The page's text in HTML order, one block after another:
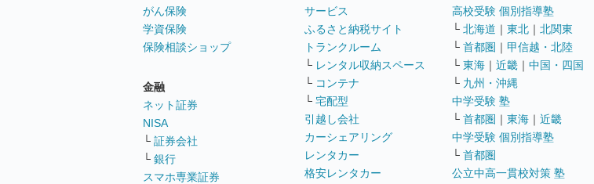
がん保険
学資保険
保険相談ショップ
金融
ネット証券
NISA
└ 証券会社
└ 銀行
スマホ専業証券
サービス
ふるさと納税サイト
トランクルーム
└ レンタル収納スペース
└ コンテナ
└ 宅配型
引越し会社
カーシェアリング
レンタカー
格安レンタカー
高校受験 個別指導塾
└ 北海道 ｜ 東北 ｜ 北関東
└ 首都圏 ｜ 甲信越・北陸
└ 東海 ｜ 近畿 ｜ 中国・四国
└ 九州・沖縄
中学受験 塾
└ 首都圏 ｜ 東海 ｜ 近畿
中学受験 個別指導塾
└ 首都圏
公立中高一貫校対策 塾